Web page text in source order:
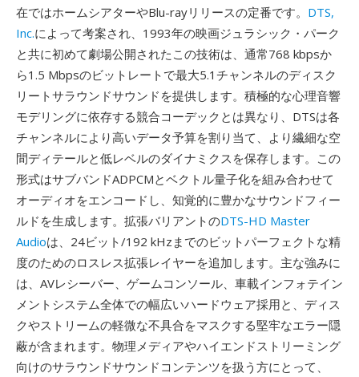
在ではホームシアターやBlu-rayリリースの定番です。 DTS,
Inc.によって考案され、1993年の映画ジュラシック・パーク
と共に初めて劇場公開されたこの技術は、通常768 kbpsか
ら1.5 Mbpsのビットレートで最大5.1チャンネルのディスク
リートサラウンドサウンドを提供します。積極的な心理音響
モデリングに依存する競合コーデックとは異なり、DTSは各
チャンネルにより高いデータ予算を割り当て、より繊細な空
間ディテールと低レベルのダイナミクスを保存します。この
形式はサブバンドADPCMとベクトル量子化を組み合わせて
オーディオをエンコードし、知覚的に豊かなサウンドフィー
ルドを生成します。拡張バリアントのDTS-HD Master
Audioは、24ビット/192 kHzまでのビットパーフェクトな精
度のためのロスレス拡張レイヤーを追加します。主な強みに
は、AVレシーバー、ゲームコンソール、車載インフォテイン
メントシステム全体での幅広いハードウェア採用と、ディス
クやストリームの軽微な不具合をマスクする堅牢なエラー隠
蔽が含まれます。物理メディアやハイエンドストリーミング
向けのサラウンドサウンドコンテンツを扱う方にとって、